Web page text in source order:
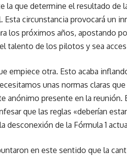
la que determine el resultado de
Esta circunstancia provocará un
los próximos años, apostando
talento de los pilotos y sea
empiece otra. Esto acaba
unas normas claras
anónimo presente en la
que las reglas «deberían
desconexión de la Fórmula 1
en este sentido que la